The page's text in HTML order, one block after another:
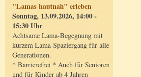
"Lamas hautnah" erleben
Sonntag, 13.09.2026, 14:00 -
15:30 Uhr
Achtsame Lama-Begegnung mit
kurzem Lama-Spaziergang für alle
Generationen.
* Barrierefrei * Auch für Senioren
und für Kinder ab 4 Jahren